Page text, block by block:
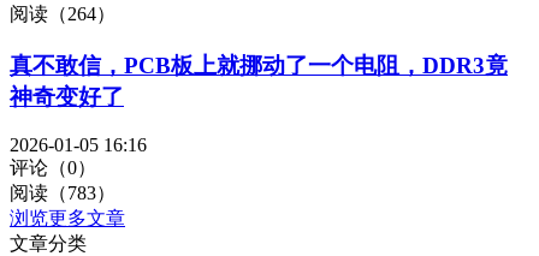
阅读（264）
真不敢信，PCB板上就挪动了一个电阻，DDR3竟
神奇变好了
2026-01-05 16:16
评论（0）
阅读（783）
浏览更多文章
文章分类